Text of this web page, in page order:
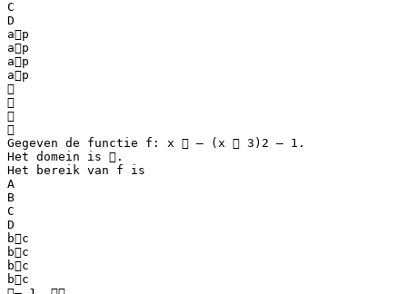
C
D
ap
ap
ap
ap




Gegeven de functie f: x  – (x  3)2 – 1.
Het domein is .
Het bereik van f is
A
B
C
D
bc
bc
bc
bc